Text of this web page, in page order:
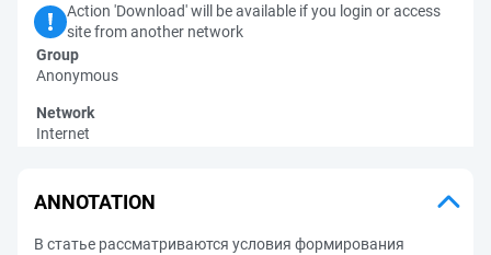
Action 'Download' will be available if you login or access
site from another network
Group
Anonymous
Network
Internet
ANNOTATION
В статье рассматриваются условия формирования